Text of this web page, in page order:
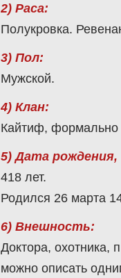
2) Раса:
Полукровка.
3) Пол:
Мужской.
4) Клан:
Кайтиф, формально
5) Дата рождения,
418 лет.
Родился 26 марта
6) Внешность:
Доктора, охотника,
можно описать